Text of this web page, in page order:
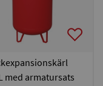
med armatursats